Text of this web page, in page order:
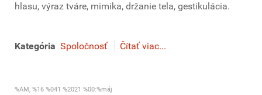
hlasu, výraz tváre, mimika, držanie tela, gestikulácia.
Kategória Spoločnosť Čítať viac...
%AM, %16 %041 %2021 %00:%máj